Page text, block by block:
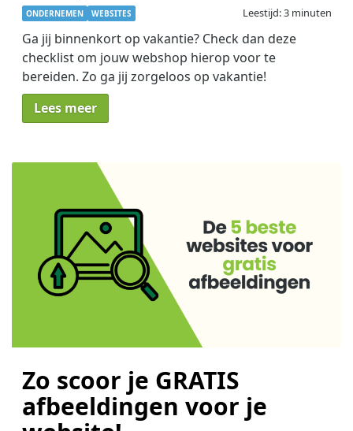
ONDERNEMEN WEBSITES Leestijd: 3 minuten
Ga jij binnenkort op vakantie? Check dan deze
checklist om jouw webshop hierop voor te
bereiden. Zo ga jij zorgeloos op vakantie!
Lees meer
Zo scoor je GRATIS
afbeeldingen voor je